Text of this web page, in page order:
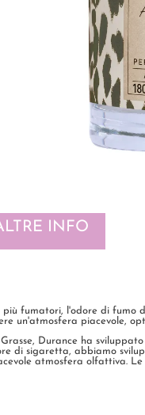
INFO
più fumatori, l'odore di
un'atmosfera piacevole,
Durance ha
di sigaretta, abbiamo
atmosfera olfattiva.